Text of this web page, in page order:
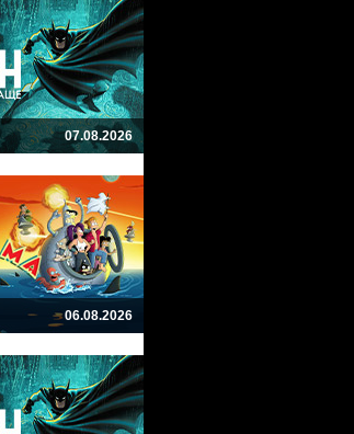
07.08.2026
06.08.2026